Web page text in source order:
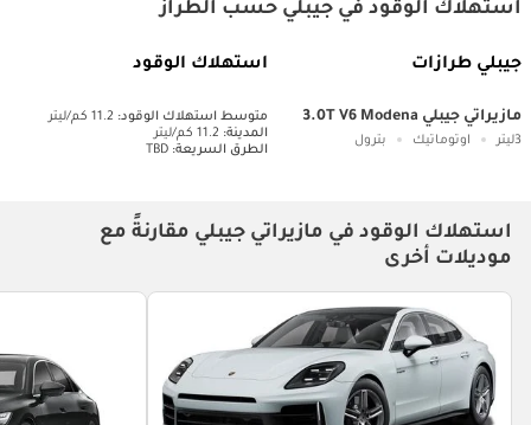
استهلاك الوقود في جيبلي حسب الطراز
جيبلي طرازات استهلاك الوقود
مازيراتي جيبلي 3.0T V6 Modena
3ليتر اوتوماتيك بترول
متوسط ​​استهلاك الوقود: 11.2 كم/ليتر
المدينة: 11.2 كم/ليتر
الطرق السريعة: TBD
استهلاك الوقود في مازيراتي جيبلي مقارنةً مع
موديلات أخرى